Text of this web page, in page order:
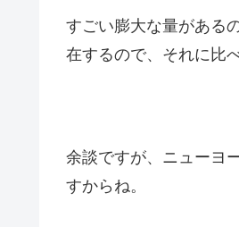
すごい膨大な量がある
在するので、それに比
余談ですが、ニューヨ
すからね。